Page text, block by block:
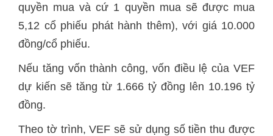
quyền mua và cứ 1 quyền mua sẽ được mua
5,12 cổ phiếu phát hành thêm), với giá 10.000
đồng/cổ phiếu.
Nếu tăng vốn thành công, vốn điều lệ của VEF
dự kiến sẽ tăng từ 1.666 tỷ đồng lên 10.196 tỷ
đồng.
Theo tờ trình, VEF sẽ sử dụng số tiền thu được